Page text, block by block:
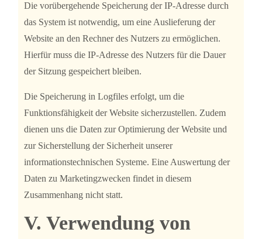
Die vorübergehende Speicherung der IP-Adresse durch
das System ist notwendig, um eine Auslieferung der
Website an den Rechner des Nutzers zu ermöglichen.
Hierfür muss die IP-Adresse des Nutzers für die Dauer
der Sitzung gespeichert bleiben.
Die Speicherung in Logfiles erfolgt, um die
Funktionsfähigkeit der Website sicherzustellen. Zudem
dienen uns die Daten zur Optimierung der Website und
zur Sicherstellung der Sicherheit unserer
informationstechnischen Systeme. Eine Auswertung der
Daten zu Marketingzwecken findet in diesem
Zusammenhang nicht statt.
V. Verwendung von